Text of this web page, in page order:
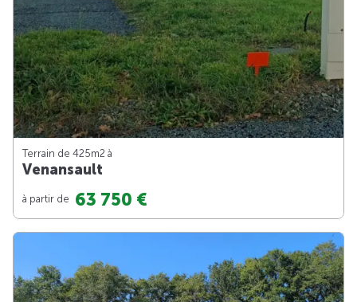
Terrain de 425m2 à
Venansault
à partir de 63 750 €